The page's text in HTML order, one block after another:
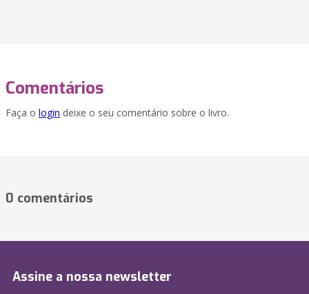
Comentários
Faça o login deixe o seu comentário sobre o livro.
0 comentários
Assine a nossa newsletter